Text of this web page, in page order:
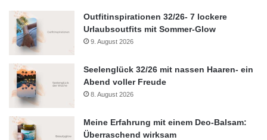
Outfitinspirationen 32/26- 7 lockere
Urlaubsoutfits mit Sommer-Glow
9. August 2026
Seelenglück 32/26 mit nassen Haaren- ein
Abend voller Freude
8. August 2026
Meine Erfahrung mit einem Deo-Balsam:
Überraschend wirksam